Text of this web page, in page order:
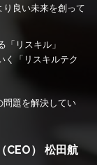
良い未来を創って
リスキル」
く「リスキルテク
問題を解決してい
CEO） 松田航